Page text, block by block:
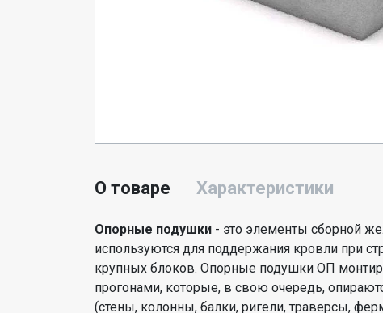
О товаре Характеристики
Опорные подушки - это элементы сборной
используются для поддержания кровли при
крупных блоков. Опорные подушки ОП
прогонами, которые, в свою очередь,
(стены, колонны, балки, ригели, траверсы,